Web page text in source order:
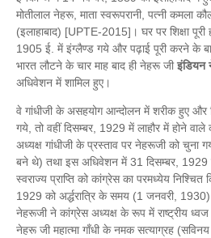
मोतीलाल नेहरू, माता स्वरूपरानी, पत्नी कमला
(इलाहाबाद) [UPTE-2015]। घर पर शिक्षा
1905 ई. में इंग्लैण्ड गये और पढ़ाई पूरी करने के
भारत लौटने के चार माह बाद ही नेहरू जीइंडियन
अधिवेशन में शामिल हुए।
वे गांधीजी के असहयोग आन्दोलन में शरीक हुए और
गये, तो वहीं दिसम्बर, 1929 में लाहौर में होने
अध्यक्ष गांधीजी के प्रस्ताव पर नेहरूजी को चुना
बने थे) तथा इस अधिवेशन में 31 दिसम्बर, 1929
स्वराज्य प्राप्ति को कांग्रेस का परमध्येय निश्चित
1929 को अर्द्धरात्रि के समय (1 जनवरी, 1930)
नेहरूजी ने कांग्रेस अध्यक्ष के रूप में राष्ट्रीय
नेहरू जी महात्मा गाँधी के नमक सत्याग्रह